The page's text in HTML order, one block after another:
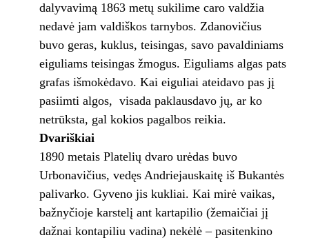
dalyvavimą 1863 metų sukilime caro valdžia
nedavė jam valdiškos tarnybos. Zdanovičius
buvo geras, kuklus, teisingas, savo pavaldiniams
eiguliams teisingas žmogus. Eiguliams algas pats
grafas išmokėdavo. Kai eiguliai ateidavo pas jį
pasiimti algos, visada paklausdavo jų, ar ko
netrūksta, gal kokios pagalbos reikia.
Dvariškiai
1890 metais Platelių dvaro urėdas buvo
Urbonavičius, vedęs Andriejauskaitę iš Bukantės
palivarko. Gyveno jis kukliai. Kai mirė vaikas,
bažnyčioje karstelį ant kartapilio (žemaičiai jį
dažnai kontapiliu vadina) nekėlė – pasitenkino